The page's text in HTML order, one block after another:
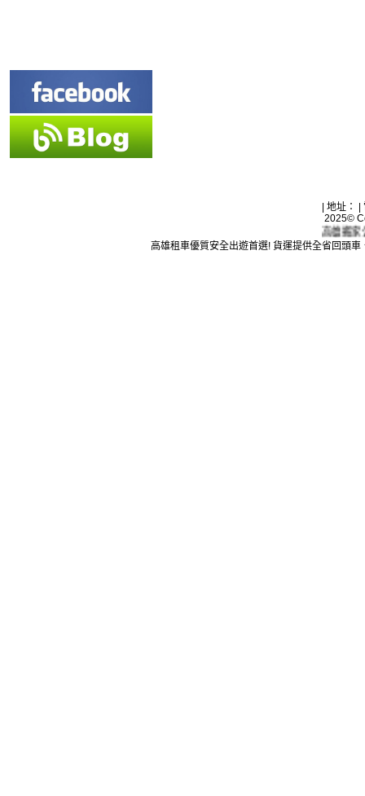
| 地址：
2025©
高雄搬家公
高雄租車優質安全出遊首選! 貨運提供全省回頭車